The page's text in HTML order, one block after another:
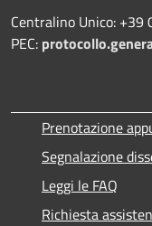
Centralino Unico: +39
PEC:
Prenotazione
Segnalazione
Leggi le FAQ
Richiesta